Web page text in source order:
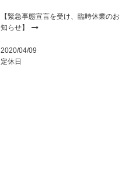
【緊急事態宣言を受け、臨時休業のお
知らせ】
2020/04/09
定休日